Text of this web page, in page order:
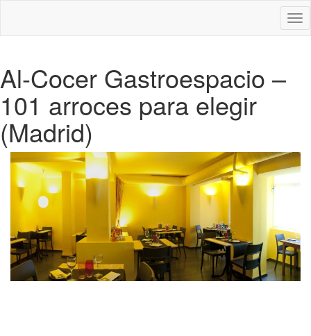
Al-Cocer Gastroespacio –
101 arroces para elegir
(Madrid)